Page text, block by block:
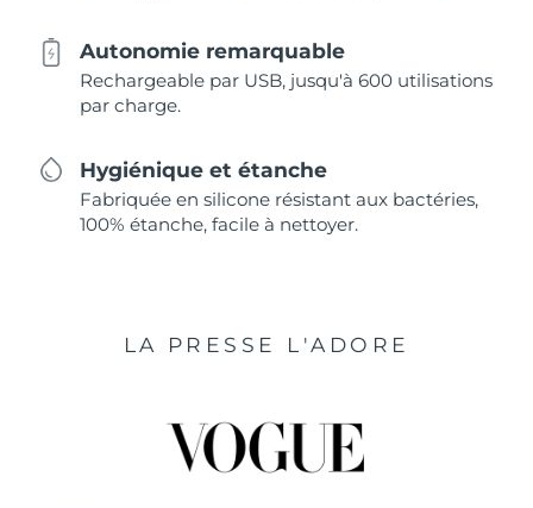
Autonomie remarquable
Rechargeable par USB, jusqu'à 600 utilisations
par charge.
Hygiénique et étanche
Fabriquée en silicone résistant aux bactéries,
100% étanche, facile à nettoyer.
LA PRESSE L'ADORE